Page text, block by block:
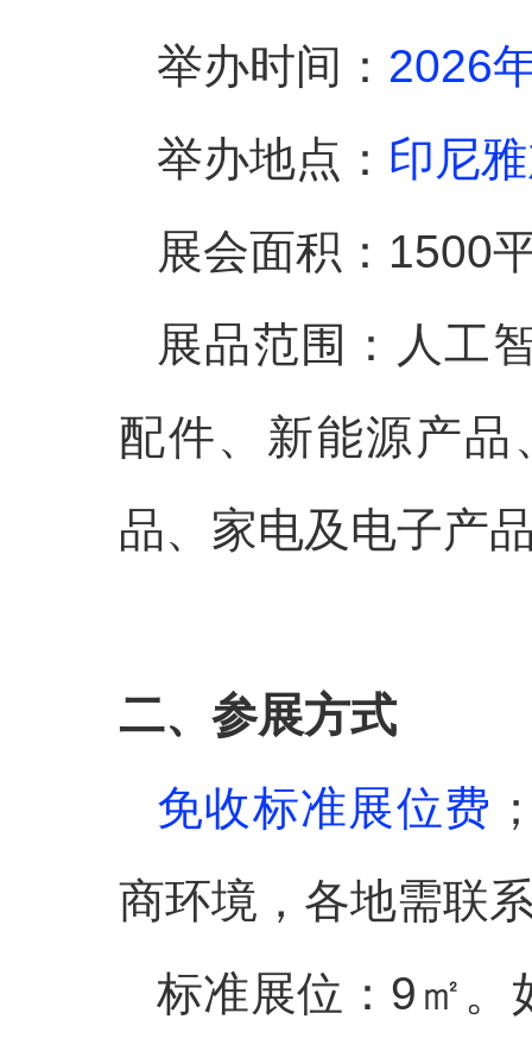
举办时间： 2026
举办地点： 印尼
展会面积：1500
展品范围：人工
配件、新能源产
品、家电及电子产
二、参展方式
免收标准展位费
商环境，各地需联
标准展位：9㎡。